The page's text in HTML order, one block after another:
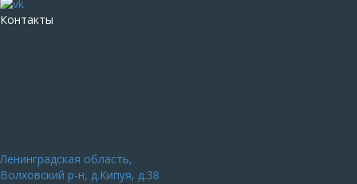
Контакты
Ленинградская область,
Волховский р-н, д.Кипуя, д.38